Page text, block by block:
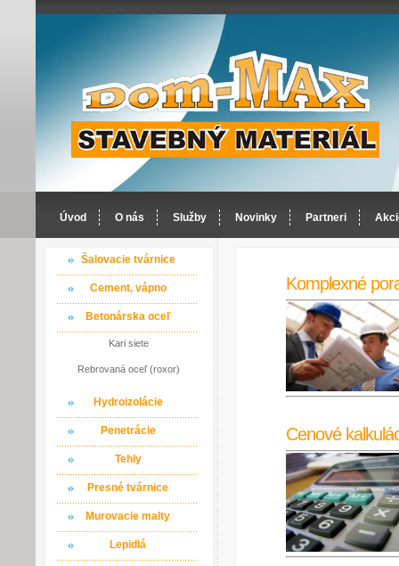
Úvod O nás Služby Novinky Partneri
Šalovacie tvárnice
Cement, vápno
Betonárska oceľ
Kari siete
Rebrovaná oceľ (roxor)
Hydroizolácie
Penetrácie
Tehly
Presné tvárnice
Murovacie malty
Lepidlá
Komplexné
Cenové